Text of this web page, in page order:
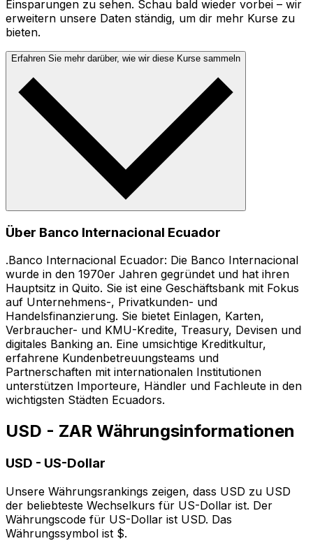
Einsparungen zu sehen. Schau bald wieder vorbei – wir
erweitern unsere Daten ständig, um dir mehr Kurse zu
bieten.
Erfahren Sie mehr darüber, wie wir diese Kurse sammeln
Über Banco Internacional Ecuador
.Banco Internacional Ecuador: Die Banco Internacional
wurde in den 1970er Jahren gegründet und hat ihren
Hauptsitz in Quito. Sie ist eine Geschäftsbank mit Fokus
auf Unternehmens-, Privatkunden- und
Handelsfinanzierung. Sie bietet Einlagen, Karten,
Verbraucher- und KMU-Kredite, Treasury, Devisen und
digitales Banking an. Eine umsichtige Kreditkultur,
erfahrene Kundenbetreuungsteams und
Partnerschaften mit internationalen Institutionen
unterstützen Importeure, Händler und Fachleute in den
wichtigsten Städten Ecuadors.
USD - ZAR Währungsinformationen
USD - US-Dollar
Unsere Währungsrankings zeigen, dass USD zu USD
der beliebteste Wechselkurs für US-Dollar ist. Der
Währungscode für US-Dollar ist USD. Das
Währungssymbol ist $.